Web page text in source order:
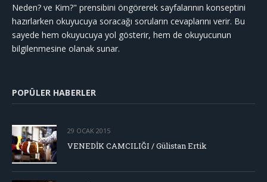
Neden? ve Kim?" prensibini öngörerek sayfalarının konseptini
hazırlarken okuyucuya soracağı soruların cevaplarını verir. Bu
sayede hem okuyucuya yol gösterir, hem de okuyucunun
bilgilenmesine olanak sunar.
POPÜLER HABERLER
29 OCAK 2015
VENEDİK CAMCILIĞI / Gülistan Ertik